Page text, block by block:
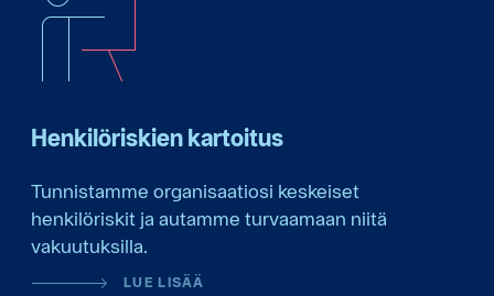
Henkilöriskien kartoitus
Tunnistamme organisaatiosi keskeiset
henkilöriskit ja autamme turvaamaan niitä
vakuutuksilla.
LUE LISÄÄ